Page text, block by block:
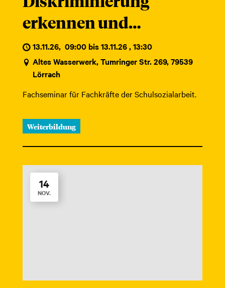
erkennen und
professionell handeln
in der Schulsozialarbeit
13.11.26, 09:00 bis 13.11.26 , 13:30
Altes Wasserwerk, Tumringer Str. 269, 79539
Lörrach
Fachseminar für Fachkräfte der Schulsozialarbeit.
Weiterbildung
14
NOV.